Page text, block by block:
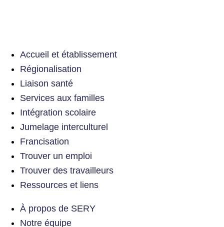
Accueil et établissement
Régionalisation
Liaison santé
Services aux familles
Intégration scolaire
Jumelage interculturel
Francisation
Trouver un emploi
Trouver des travailleurs
Ressources et liens
À propos de SERY
Notre équipe